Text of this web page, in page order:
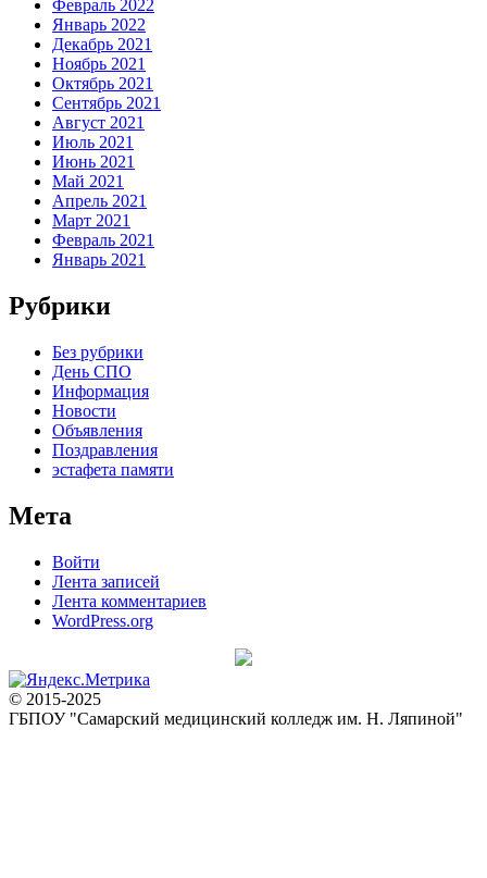
Февраль 2022
Январь 2022
Декабрь 2021
Ноябрь 2021
Октябрь 2021
Сентябрь 2021
Август 2021
Июль 2021
Июнь 2021
Май 2021
Апрель 2021
Март 2021
Февраль 2021
Январь 2021
Рубрики
Без рубрики
День СПО
Информация
Новости
Объявления
Поздравления
эстафета памяти
Мета
Войти
Лента записей
Лента комментариев
WordPress.org
© 2015-2025
ГБПОУ "Самарский медицинский колледж им. Н. Ляпиной"